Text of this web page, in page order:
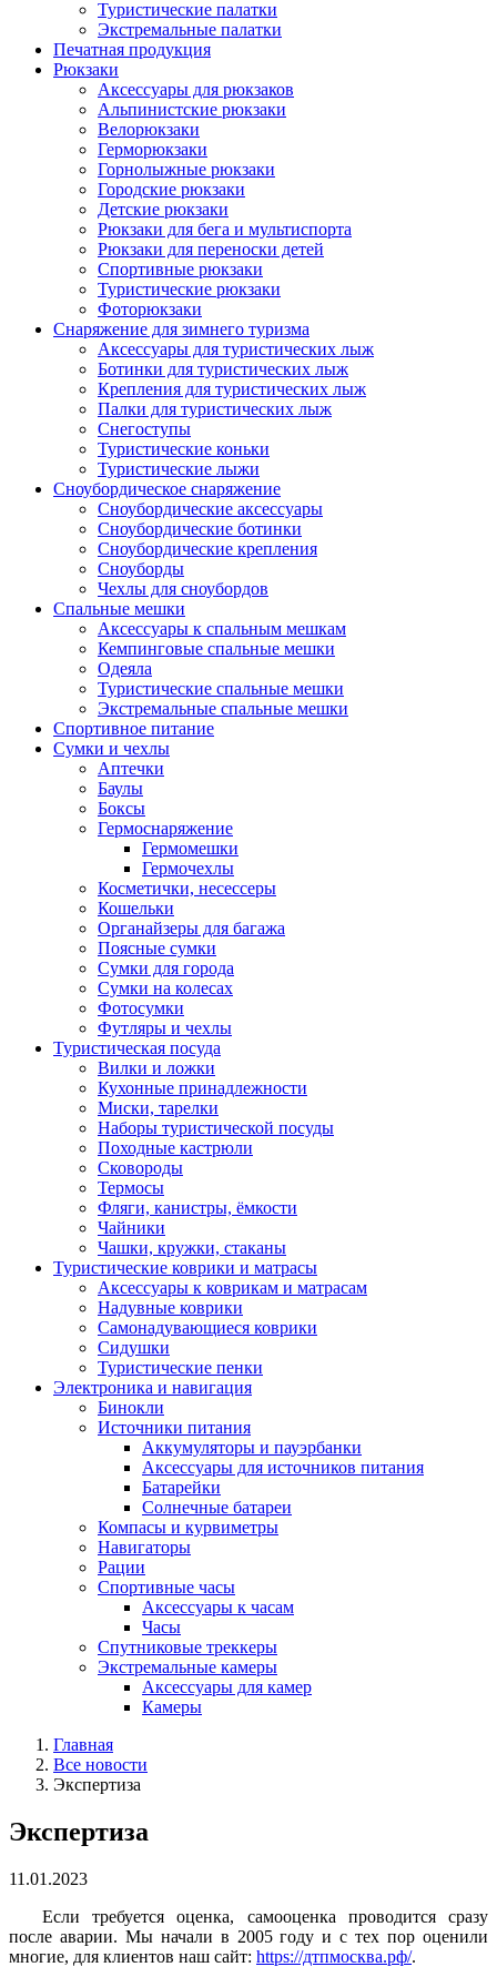
Туристические палатки
Экстремальные палатки
Печатная продукция
Рюкзаки
Аксессуары для рюкзаков
Альпинистские рюкзаки
Велорюкзаки
Герморюкзаки
Горнолыжные рюкзаки
Городские рюкзаки
Детские рюкзаки
Рюкзаки для бега и мультиспорта
Рюкзаки для переноски детей
Спортивные рюкзаки
Туристические рюкзаки
Фоторюкзаки
Снаряжение для зимнего туризма
Аксессуары для туристических лыж
Ботинки для туристических лыж
Крепления для туристических лыж
Палки для туристических лыж
Снегоступы
Туристические коньки
Туристические лыжи
Сноубордическое снаряжение
Сноубордические аксессуары
Сноубордические ботинки
Сноубордические крепления
Сноуборды
Чехлы для сноубордов
Спальные мешки
Аксессуары к спальным мешкам
Кемпинговые спальные мешки
Одеяла
Туристические спальные мешки
Экстремальные спальные мешки
Спортивное питание
Сумки и чехлы
Аптечки
Баулы
Боксы
Гермоснаряжение
Гермомешки
Гермочехлы
Косметички, несессеры
Кошельки
Органайзеры для багажа
Поясные сумки
Сумки для города
Сумки на колесах
Фотосумки
Футляры и чехлы
Туристическая посуда
Вилки и ложки
Кухонные принадлежности
Миски, тарелки
Наборы туристической посуды
Походные кастрюли
Сковороды
Термосы
Фляги, канистры, ёмкости
Чайники
Чашки, кружки, стаканы
Туристические коврики и матрасы
Аксессуары к коврикам и матрасам
Надувные коврики
Самонадувающиеся коврики
Сидушки
Туристические пенки
Электроника и навигация
Бинокли
Источники питания
Аккумуляторы и пауэрбанки
Аксессуары для источников питания
Батарейки
Солнечные батареи
Компасы и курвиметры
Навигаторы
Рации
Спортивные часы
Аксессуары к часам
Часы
Спутниковые треккеры
Экстремальные камеры
Аксессуары для камер
Камеры
Главная
Все новости
Экспертиза
Экспертиза
11.01.2023
Если требуется оценка, самооценка проводится сразу
после аварии. Мы начали в 2005 году и с тех пор оценили
многие, для клиентов наш сайт: https://дтпмосква.рф/.